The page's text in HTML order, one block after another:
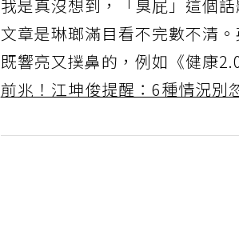
我是真沒想到，「臭屁」這個
文章是琳瑯滿目看不完數不清
既響亮又撲鼻的，例如《健康
前兆！江坤俊提醒：6種情況別